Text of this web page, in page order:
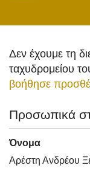
Δεν έχουμε τη
ταχυδρομείου
βοήθησε
Προσωπικά
Όνομα
Αρέστη Ανδρέου